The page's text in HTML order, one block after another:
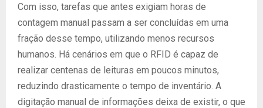
Com isso, tarefas que antes exigiam horas de
contagem manual passam a ser concluídas em uma
fração desse tempo, utilizando menos recursos
humanos. Há cenários em que o RFID é capaz de
realizar centenas de leituras em poucos minutos,
reduzindo drasticamente o tempo de inventário. A
digitação manual de informações deixa de existir, o que